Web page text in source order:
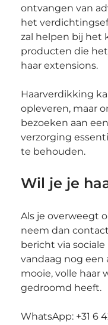
ontvangen van
het
zal helpen bij het
producten die
haar extensions.
Haarverdikking
opleveren, maar
bezoeken aan
verzorging
te behouden.
Wil je je
Als je overweegt
neem dan
bericht via
vandaag nog een
mooie, volle haar
gedroomd heeft.
WhatsApp: +31 6